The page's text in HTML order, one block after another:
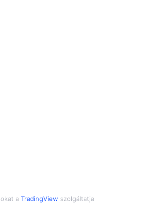
a TradingView szolgáltatja